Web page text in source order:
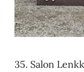
35. Salon